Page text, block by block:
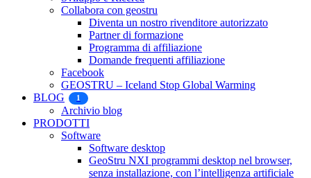
Collabora con geostru
Diventa un nostro rivenditore autorizzato
Partner di formazione
Programma di affiliazione
Domande frequenti affiliazione
Facebook
GEOSTRU – Iceland Stop Global Warming
BLOG
1
Archivio blog
PRODOTTI
Software
Software desktop
GeoStru NXI programmi desktop nel browser,
senza installazione, con l’intelligenza artificiale